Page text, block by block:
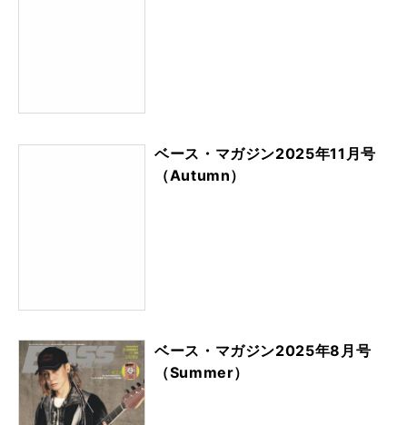
ベース・マガジン2025年11月号
（Autumn）
ベース・マガジン2025年8月号
（Summer）